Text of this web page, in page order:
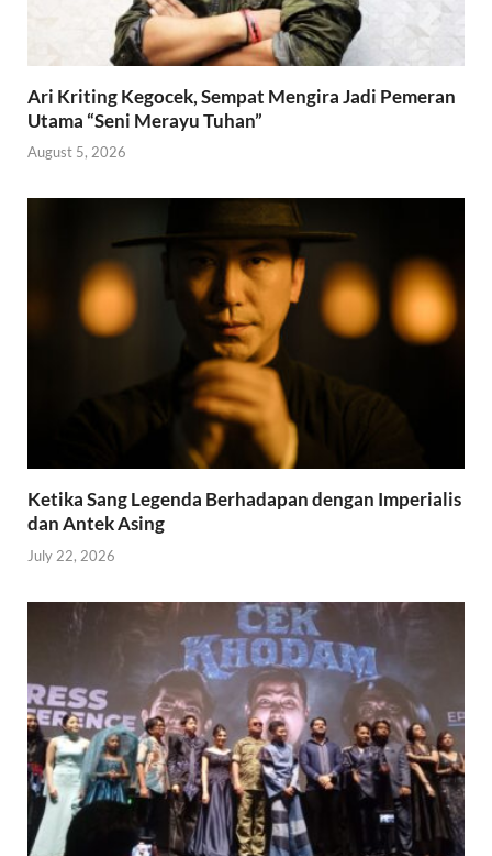
Ari Kriting Kegocek, Sempat Mengira Jadi Pemeran
Utama “Seni Merayu Tuhan”
August 5, 2026
Ketika Sang Legenda Berhadapan dengan Imperialis
dan Antek Asing
July 22, 2026